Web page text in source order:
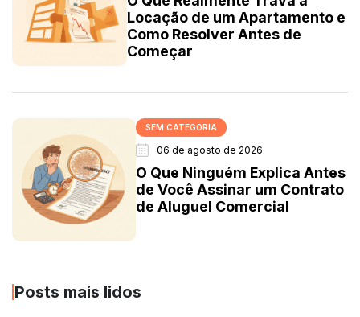
Locação de um Apartamento e
Como Resolver Antes de
Começar
SEM CATEGORIA
06 de agosto de 2026
O Que Ninguém Explica Antes
de Você Assinar um Contrato
de Aluguel Comercial
Posts mais lidos